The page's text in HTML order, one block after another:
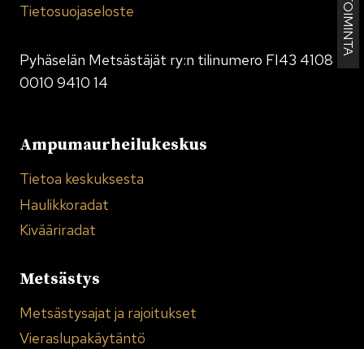
Tietosuojaseloste
Pyhäselän Metsästäjät ry:n tilinumero FI43 4108
0010 9410 14
Ampumaurheilukeskus
Tietoa keskuksesta
Haulikkoradat
Kivääriradat
Metsästys
Metsästysajat ja rajoitukset
Vieraslupakäytäntö